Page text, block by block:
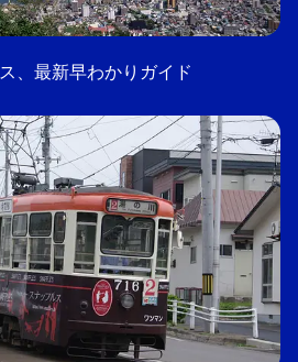
、最新早わかりガイド